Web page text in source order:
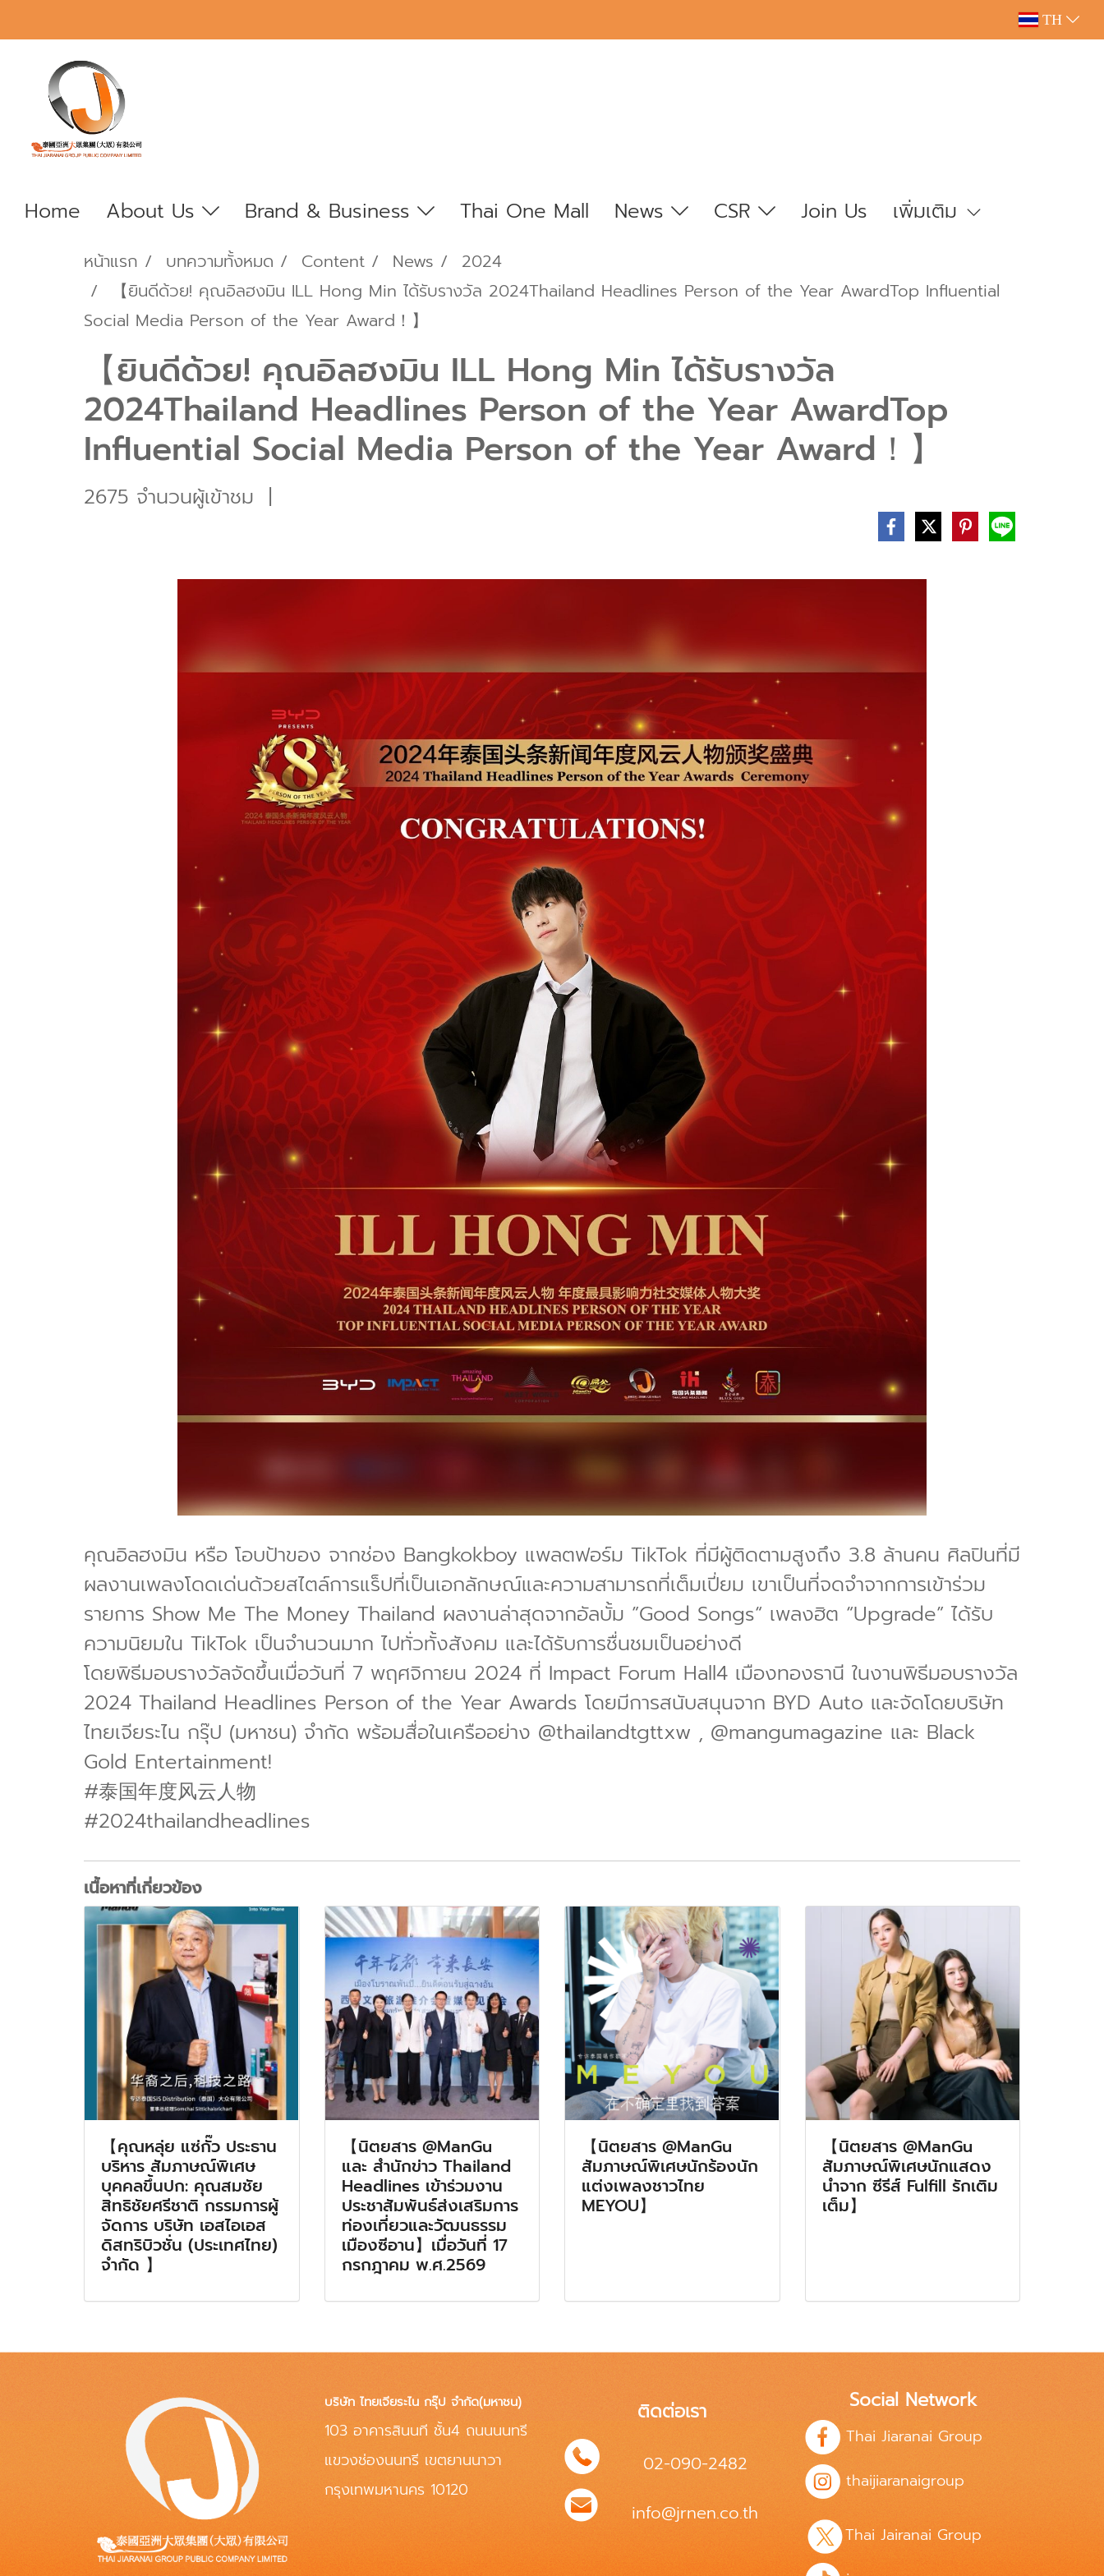
TH
Home About Us Brand & Business Thai One Mall News CSR Join Us เพิ่มเติม
หน้าแรก บทความทั้งหมด Content News
2024
【ยินดีด้วย! คุณอิลฮงมิน ILL Hong Min ได้รับรางวัล 2024Thailand Headlines Person of the Year AwardTop Influential
Social Media Person of the Year Award！】
【ยินดีด้วย! คุณอิลฮงมิน ILL Hong Min ได้รับรางวัล
2024Thailand Headlines Person of the Year AwardTop
Influential Social Media Person of the Year Award！】
2675 จำนวนผู้เข้าชม |
คุณอิลฮงมิน หรือ โอบป้าของ จากช่อง Bangkokboy แพลตฟอร์ม TikTok ที่มีผู้ติดตามสูงถึง 3.8 ล้านคน ศิลปินที่มี
ผลงานเพลงโดดเด่นด้วยสไตล์การแร็ปที่เป็นเอกลักษณ์และความสามารถที่เต็มเปี่ยม เขาเป็นที่จดจำจากการเข้าร่วม
รายการ Show Me The Money Thailand ผลงานล่าสุดจากอัลบั้ม ”Good Songs“ เพลงฮิต “Upgrade” ได้รับ
ความนิยมใน TikTok เป็นจำนวนมาก ไปทั่วทั้งสังคม และได้รับการชื่นชมเป็นอย่างดี
โดยพิธีมอบรางวัลจัดขึ้นเมื่อวันที่ 7 พฤศจิกายน 2024 ที่ Impact Forum Hall4 เมืองทองธานี ในงานพิธีมอบรางวัล
2024 Thailand Headlines Person of the Year Awards โดยมีการสนับสนุนจาก BYD Auto และจัดโดยบริษัท
ไทยเจียระไน กรุ๊ป (มหาชน) จำกัด พร้อมสื่อในเครืออย่าง @thailandtgttxw , @mangumagazine และ Black
Gold Entertainment!
#泰国年度风云人物
#2024thailandheadlines
เนื้อหาที่เกี่ยวข้อง
【คุณหลุ่ย แซ่กั๊ว ประธาน
บริหาร สัมภาษณ์พิเศษ
บุคคลขึ้นปก: คุณสมชัย
สิทธิชัยศรีชาติ กรรมการผู้
จัดการ บริษัท เอสไอเอส
ดิสทริบิวชั่น (ประเทศไทย)
จำกัด 】
【นิตยสาร @ManGu
และ สำนักข่าว Thailand
Headlines เข้าร่วมงาน
ประชาสัมพันธ์ส่งเสริมการ
ท่องเที่ยวและวัฒนธรรม
เมืองซีอาน】เมื่อวันที่ 17
กรกฎาคม พ.ศ.2569
【นิตยสาร @ManGu
สัมภาษณ์พิเศษนักร้องนัก
แต่งเพลงชาวไทย
MEYOU】
【นิตยสาร @ManGu
สัมภาษณ์พิเศษนักแสดง
นำจาก ซีรีส์ Fulfill รักเติม
เต็ม】
บริษัท ไทยเจียระไน กรุ๊ป จำกัด(มหาชน)
103 อาคารสินนที ชั้น4 ถนนนนทรี
แขวงช่องนนทรี เขตยานนาวา
กรุงเทพมหานคร 10120
ติดต่อเรา
02-090-2482
info@jrnen.co.th
Social Network
Thai Jiaranai Group
thaijiaranaigroup
Thai Jairanai Group